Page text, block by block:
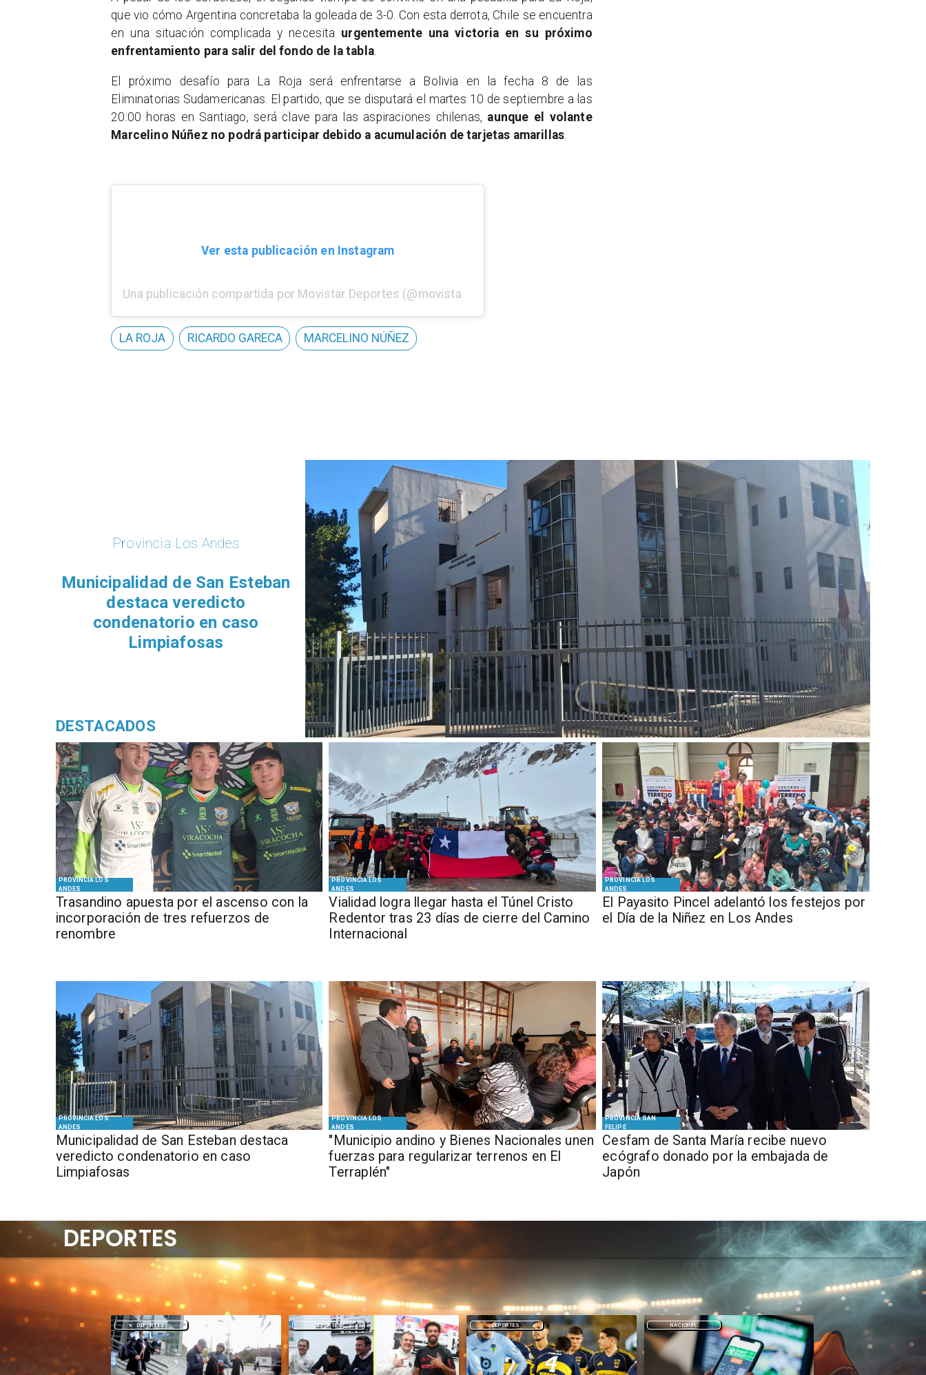
que vio cómo Argentina concretaba la goleada de 3-0. Con esta derrota, Chile se encuentra
en una situación complicada y necesita urgentemente una victoria en su próximo
enfrentamiento para salir del fondo de la tabla.
El próximo desafío para La Roja será enfrentarse a Bolivia en la fecha 8 de las
Eliminatorias Sudamericanas. El partido, que se disputará el martes 10 de septiembre a las
20:00 horas en Santiago, será clave para las aspiraciones chilenas, aunque el volante
Marcelino Núñez no podrá participar debido a acumulación de tarjetas amarillas
Ver esta publicación en Instagram
Una publicación compartida por Movistar Deportes (@movistardeportesperu)
LA ROJA RICARDO GARECA MARCELINO NÚÑEZ
PROVINCIA LOS
ANDES
Trasandino apuesta por el ascenso con la
incorporación de tres refuerzos de
renombre
PROVINCIA LOS
ANDES
Vialidad logra llegar hasta el Túnel Cristo
Redentor tras 23 días de cierre del Camino
Internacional
PROVINCIA LOS
ANDES
El Payasito Pincel adelantó los festejos por
el Día de la Niñez en Los Andes
PROVINCIA LOS
ANDES
Municipalidad de San Esteban destaca
veredicto condenatorio en caso
Limpiafosas
PROVINCIA LOS
ANDES
"Municipio andino y Bienes Nacionales unen
fuerzas para regularizar terrenos en El
Terraplén"
PROVINCIA SAN
FELIPE
Cesfam de Santa María recibe nuevo
ecógrafo donado por la embajada de
Japón
Provincia Los Andes
Municipalidad de San Esteban
destaca veredicto
condenatorio en caso
Limpiafosas
DESTACADOS
DEPORTES DEPORTES NACIONAL DEPORTES
DEPORTES